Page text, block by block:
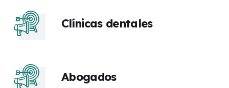
Clínicas dentales
Abogados